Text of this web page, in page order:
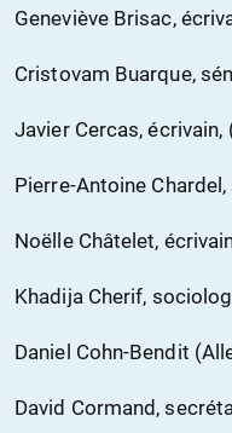
Geneviève Brisac,
Cristovam Buarque,
Javier Cercas, écrivain,
Pierre-Antoine
Noëlle Châtelet,
Khadija Cherif,
Daniel Cohn-Bendit
David Cormand,